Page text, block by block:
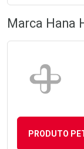
Marca Hana
PRODUTO